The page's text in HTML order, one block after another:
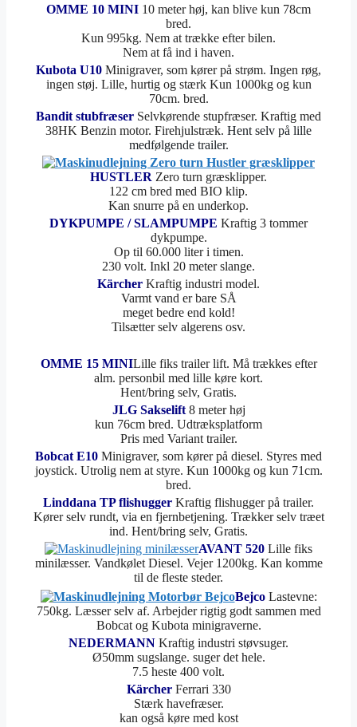
OMME 10 MINI 10 meter høj, kan blive kun 78cm
bred.
Kun 995kg. Nem at trække efter bilen.
Nem at få ind i haven.
Kubota U10 Minigraver, som kører på strøm. Ingen røg,
ingen støj. Lille, hurtig og stærk Kun 1000kg og kun
70cm. bred.
Bandit stubfræser Selvkørende stupfræser. Kraftig med
38HK Benzin motor. Firehjulstræk. Hent selv på lille
medfølgende trailer.
HUSTLER Zero turn græsklipper.
122 cm bred med BIO klip.
Kan snurre på en underkop.
DYKPUMPE / SLAMPUMPE Kraftig 3 tommer
dykpumpe.
Op til 60.000 liter i timen.
230 volt. Inkl 20 meter slange.
Kärcher Kraftig industri model.
Varmt vand er bare SÅ
meget bedre end kold!
Tilsætter selv algerens osv.
OMME 15 MINILille fiks trailer lift. Må trækkes efter
alm. personbil med lille køre kort.
Hent/bring selv, Gratis.
JLG Sakselift 8 meter høj
kun 76cm bred. Udtræksplatform
Pris med Variant trailer.
Bobcat E10 Minigraver, som kører på diesel. Styres med
joystick. Utrolig nem at styre. Kun 1000kg og kun 71cm.
bred.
Linddana TP flishugger Kraftig flishugger på trailer.
Kører selv rundt, via en fjernbetjening. Trækker selv træet
ind. Hent/bring selv, Gratis.
AVANT 520 Lille fiks
minilæsser. Vandkølet Diesel. Vejer 1200kg. Kan komme
til de fleste steder.
Bejco Lastevne:
750kg. Læsser selv af. Arbejder rigtig godt sammen med
Bobcat og Kubota minigraverne.
NEDERMANN Kraftig industri støvsuger.
Ø50mm sugslange. suger det hele.
7.5 heste 400 volt.
Kärcher Ferrari 330
Stærk havefræser.
kan også køre med kost